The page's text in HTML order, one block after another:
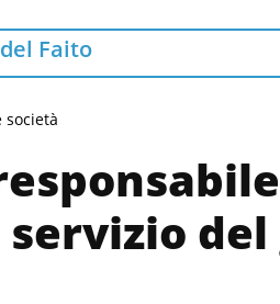
Faito
società
servizio